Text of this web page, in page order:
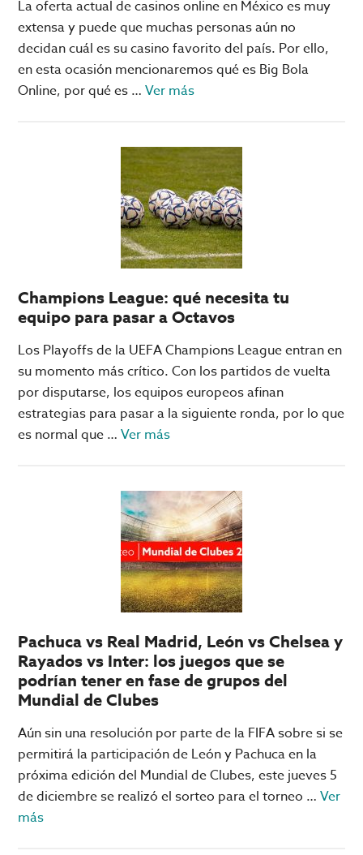
La oferta actual de casinos online en México es muy
extensa y puede que muchas personas aún no
decidan cuál es su casino favorito del país. Por ello,
en esta ocasión mencionaremos qué es Big Bola
Online, por qué es …Ver másacerca
razones
para
elegir
Big
Bola
Online
casino
favorito
Champions League: qué necesita tu
equipo para pasar a Octavos
Los Playoffs de la UEFA Champions League entran en
su momento más crítico. Con los partidos de vuelta
por disputarse, los equipos europeos afinan
estrategias para pasar a la siguiente ronda, por lo que
es normal que …Ver másacerca
League:
qué
necesita
tu
equipo
para
a
Octavos
Pachuca vs Real Madrid, León vs Chelsea y
Rayados vs Inter: los juegos que se
podrían tener en fase de grupos del
Mundial de Clubes
Aún sin una resolución por parte de la FIFA sobre si se
permitirá la participación de León y Pachuca en la
próxima edición del Mundial de Clubes, este jueves 5
de diciembre se realizó el sorteo para el torneo …Ver
másacerca